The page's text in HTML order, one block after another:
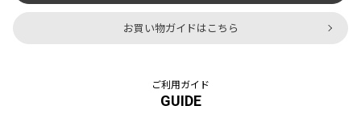
お買い物ガイドはこちら
ご利用ガイド
GUIDE